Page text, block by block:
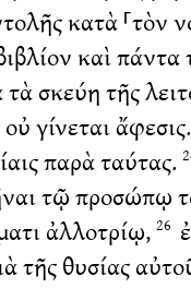
κατὰ
καὶ πάντα
σκεύη τῆς
γίνεται ἄφεσις.
παρὰ ταύτας.
τῷ προσώπῳ
ἀλλοτρίῳ, 26
τῆς θυσίας